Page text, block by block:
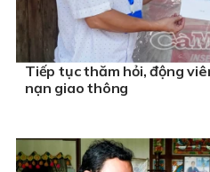
Tiếp tục thăm hỏi, động
nạn giao thông